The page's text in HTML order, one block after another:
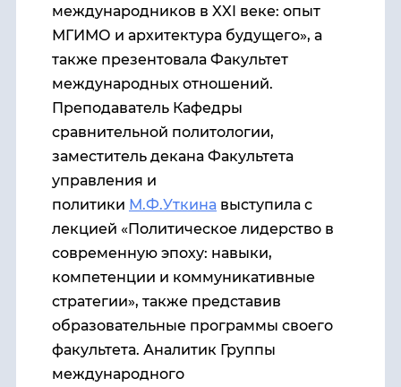
международников в XXI веке: опыт
МГИМО и архитектура будущего», а
также презентовала Факультет
международных отношений.
Преподаватель Кафедры
сравнительной политологии,
заместитель декана Факультета
управления и
политики М.Ф.Уткина выступила с
лекцией «Политическое лидерство в
современную эпоху: навыки,
компетенции и коммуникативные
стратегии», также представив
образовательные программы своего
факультета. Аналитик Группы
международного